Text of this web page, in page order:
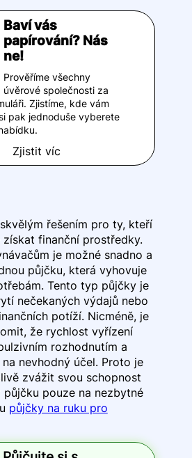
Baví vás
papírování? Nás
ne!
Prověříme všechny
úvěrové společnosti za
Zjistíme, kde vám
pak jednoduše vyberete
Zjistit víc
řešením pro ty, kteří
finanční prostředky.
je možné snadno a
půjčku, která vyhovuje
Tento typ půjčky je
nečekaných výdajů nebo
potíží. Nicméně, je
že rychlost vyřízení
rozhodnutím a
nevhodný účel. Proto je
zvážit svou schopnost
pouze na nezbytné
půjčky na ruku pro